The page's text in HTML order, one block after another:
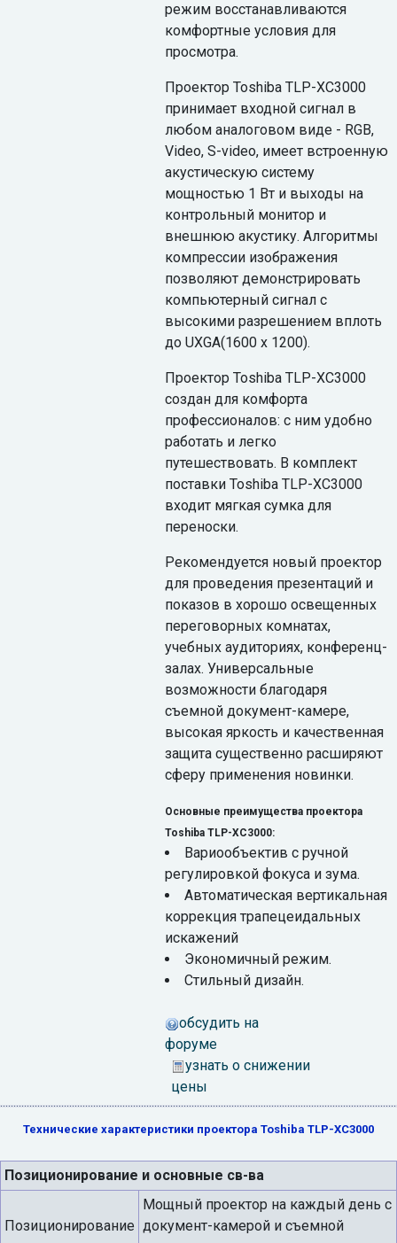
режим восстанавливаются
комфортные условия для
просмотра.
Проектор Toshiba TLP-XC3000
принимает входной сигнал в
любом аналоговом виде - RGB,
Video, S-video, имеет встроенную
акустическую систему
мощностью 1 Вт и выходы на
контрольный монитор и
внешнюю акустику. Алгоритмы
компрессии изображения
позволяют демонстрировать
компьютерный сигнал с
высокими разрешением вплоть
до UXGA(1600 x 1200).
Проектор Toshiba TLP-XC3000
создан для комфорта
профессионалов: с ним удобно
работать и легко
путешествовать. В комплект
поставки Toshiba TLP-XC3000
входит мягкая сумка для
переноски.
Рекомендуется новый проектор
для проведения презентаций и
показов в хорошо освещенных
переговорных комнатах,
учебных аудиториях, конференц-
залах. Универсальные
возможности благодаря
съемной документ-камере,
высокая яркость и качественная
защита существенно расширяют
сферу применения новинки.
Основные преимущества проектора
Toshiba TLP-XC3000:
Вариообъектив с ручной
регулировкой фокуса и зума.
Автоматическая вертикальная
коррекция трапецеидальных
искажений
Экономичный режим.
Стильный дизайн.
обсудить на
форуме
узнать о снижении
цены
Технические характеристики проектора Toshiba TLP-XC3000
Позиционирование и основные св-ва
Позиционирование
Мощный проектор на каждый день с
документ-камерой и съемной